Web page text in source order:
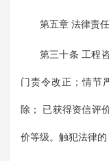
第五章 法律责任
第三十条 工程
门责令改正；情节
除； 已获得资信评
价等级。触犯法律的